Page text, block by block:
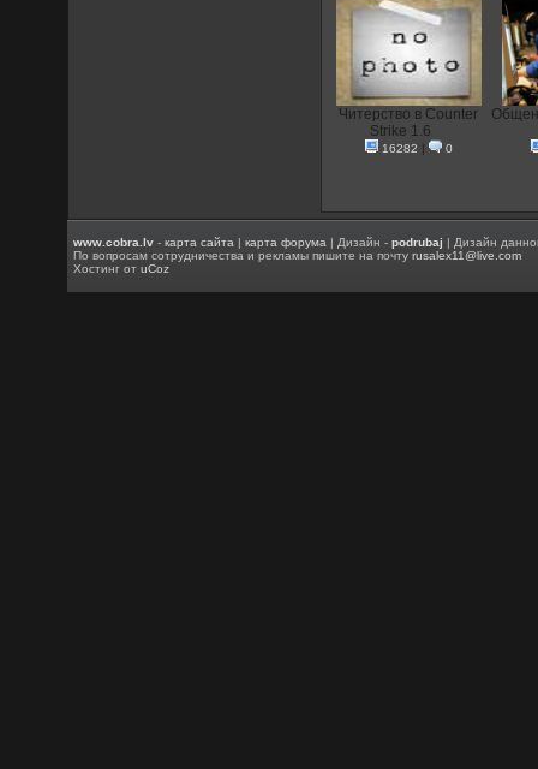
Читерство в Counter
Strike 1.6
16282 | 0
www.cobra.lv -карта сайта |карта форума | Дизайн -podrubaj | Дизайн
По вопросам сотрудничества и рекламы пишите на почтуrusalex11@live.com
Хостинг отuCoz